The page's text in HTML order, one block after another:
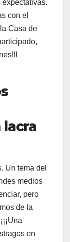
expectativas.
con el
Casa de
lacra
Un tema del
medios
pero
de la
en